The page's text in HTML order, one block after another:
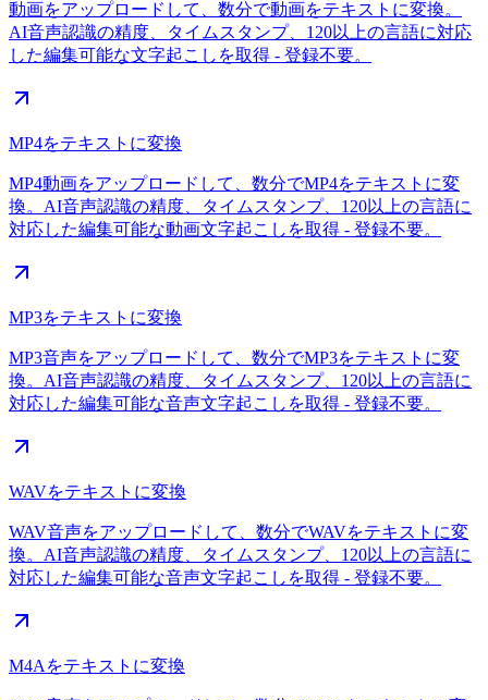
動画をアップロードして、数分で動画をテキストに変換。
AI音声認識の精度、タイムスタンプ、120以上の言語に対応
した編集可能な文字起こしを取得 - 登録不要。
MP4をテキストに変換
MP4動画をアップロードして、数分でMP4をテキストに変
換。AI音声認識の精度、タイムスタンプ、120以上の言語に
対応した編集可能な動画文字起こしを取得 - 登録不要。
MP3をテキストに変換
MP3音声をアップロードして、数分でMP3をテキストに変
換。AI音声認識の精度、タイムスタンプ、120以上の言語に
対応した編集可能な音声文字起こしを取得 - 登録不要。
WAVをテキストに変換
WAV音声をアップロードして、数分でWAVをテキストに変
換。AI音声認識の精度、タイムスタンプ、120以上の言語に
対応した編集可能な音声文字起こしを取得 - 登録不要。
M4Aをテキストに変換